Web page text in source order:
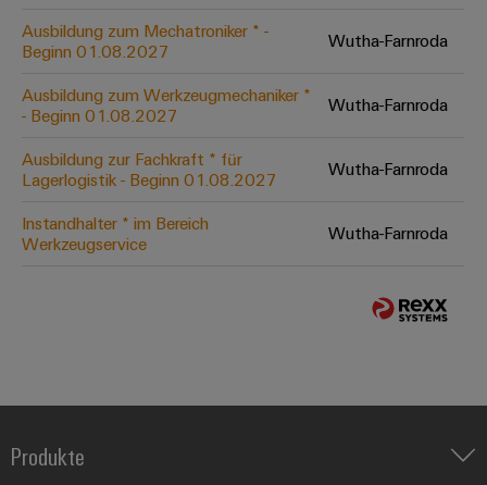
Ausbildung zum Mechatroniker * -
Beginn 01.08.2027
Wutha-Farnroda
Ausbildung zum Werkzeugmechaniker *
- Beginn 01.08.2027
Wutha-Farnroda
Ausbildung zur Fachkraft * für
Lagerlogistik - Beginn 01.08.2027
Wutha-Farnroda
Instandhalter * im Bereich
Werkzeugservice
Wutha-Farnroda
Produkte